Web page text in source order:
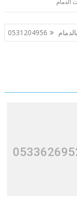
الدمام